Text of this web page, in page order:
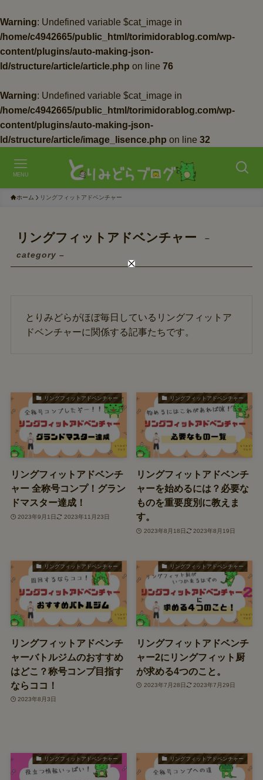
Warning: Undefined variable $cat_image in
/home/c4942665/public_html/torimidorablog.com/wp-
content/plugins/auto-making-json-
ld/structure/article/article.php on line 76
Warning: Undefined variable $cat_image in
/home/c4942665/public_html/torimidorablog.com/wp-
content/plugins/auto-making-json-
ld/structure/article/image_lisence.php on line 32
MENU
ホーム リングフィットアドベンチャー
リングフィットアドベンチャー
–
category –
とりみどらがほぼ毎日しているリングフィットア
ドベンチャーに関係する記事たちです。
リングフィットアドベンチャー
リングフィットアドベンチ
ャー 全称号コンプ！グラン
ドマスター達成！
2023年9月1日 2023年11月23日
リングフィットアドベンチャー
リングフィットアドベンチ
ャーを始めるには？必要な
ものを重要度別に教えま
す。
2023年8月18日 2023年8月19日
リングフィットアドベンチャー
リングフィットアドベンチ
ャーバトルジムのおすすめ
はどこ？称号コンプ目指す
ならココ！
2023年8月3日
リングフィットアドベンチャー
リングフィットアドベンチ
ャー2にリングフィット厨
が求める4つのこと。
2023年7月28日 2023年7月29日
リングフィットアドベンチャー リングフィットアドベンチャー